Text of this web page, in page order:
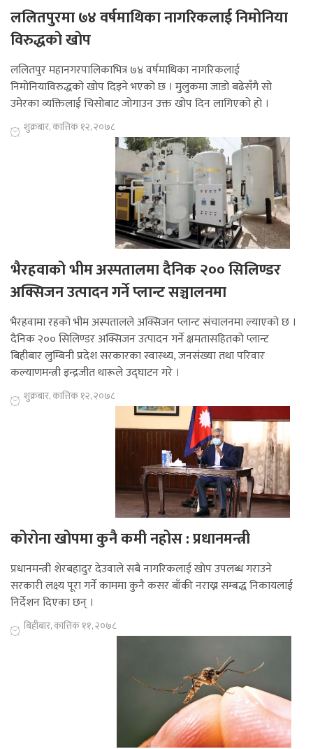
ललितपुरमा ७४ वर्षमाथिका नागरिकलाई निमोनिया
विरुद्धको खोप
ललितपुर महानगरपालिकाभित्र ७४ वर्षमाथिका नागरिकलाई
निमोनियाविरुद्धको खोप दिइने भएको छ । मुलुकमा जाडो बढेसँगै सो
उमेरका व्यक्तिलाई चिसोबाट जोगाउन उक्त खोप दिन लागिएको हो ।
शुक्रबार, कात्तिक १२, २०७८
भैरहवाको भीम अस्पतालमा दैनिक २०० सिलिण्डर
अक्सिजन उत्पादन गर्ने प्लान्ट सञ्चालनमा
भैरहवामा रहको भीम अस्पतालले अक्सिजन प्लान्ट संचालनमा ल्याएको छ ।
दैनिक २०० सिलिण्डर अक्सिजन उत्पादन गर्ने क्षमतासहितको प्लान्ट
बिहीबार लुम्बिनी प्रदेश सरकारका स्वास्थ्य, जनसंख्या तथा परिवार
कल्याणमन्त्री इन्द्रजीत थारूले उद्घाटन गरे ।
शुक्रबार, कात्तिक १२, २०७८
कोरोना खोपमा कुनै कमी नहोस : प्रधानमन्त्री
प्रधानमन्त्री शेरबहादुर देउवाले सबै नागरिकलाई खोप उपलब्ध गराउने
सरकारी लक्ष्य पूरा गर्ने काममा कुनै कसर बाँकी नराख्न सम्बद्ध निकायलाई
निर्देशन दिएका छन् ।
बिहीबार, कात्तिक ११, २०७८